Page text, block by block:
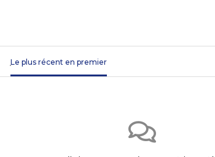
Le plus récent en premier